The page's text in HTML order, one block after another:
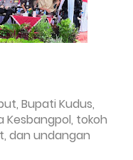
Bupati Kudus,
Kesbangpol, tokoh
dan undangan